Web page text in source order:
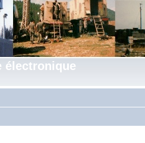
électronique